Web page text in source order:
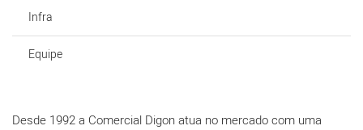
Login
Registre-se
Infra
Equipe
Desde 1992 a Comercial Digon atua no mercado com uma